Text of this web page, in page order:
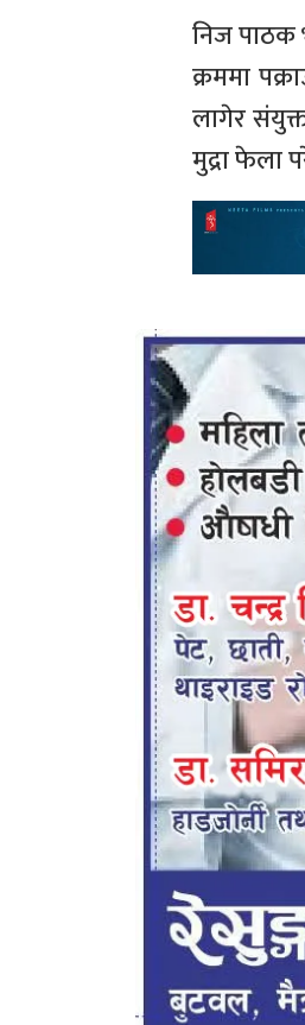
निज पाठक
क्रममा
लागेर
मुद्रा फेला